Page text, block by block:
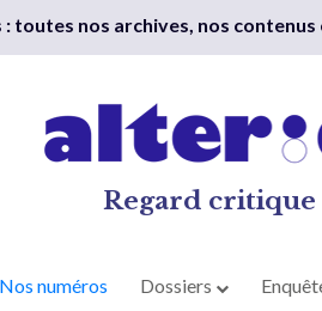
nos archives, nos contenus
Regard critique
Nos numéros Dossiers